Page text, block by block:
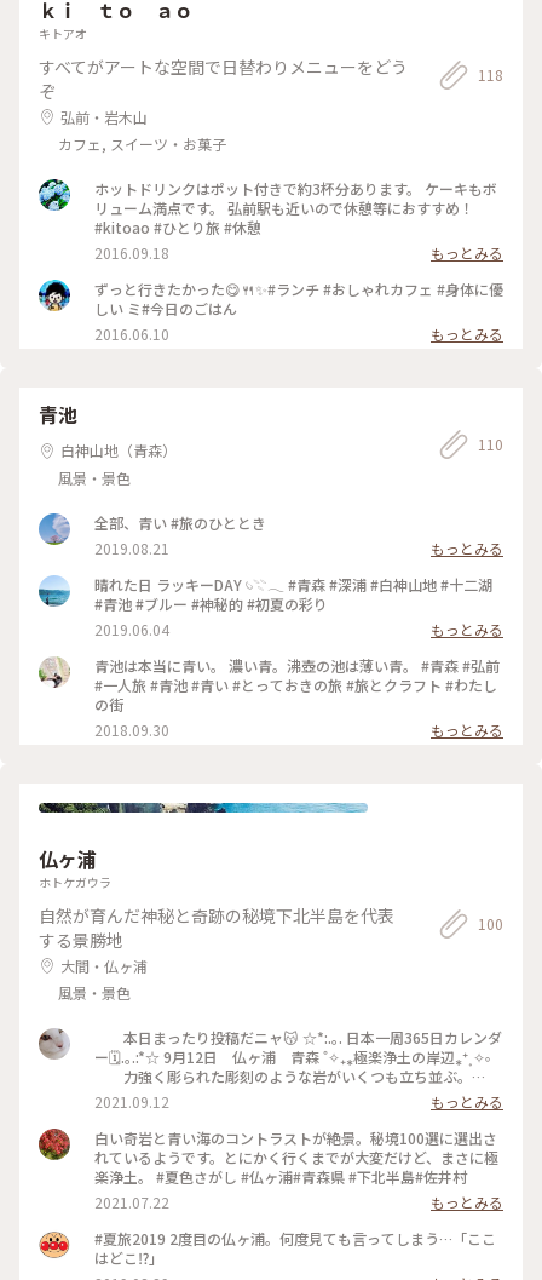
ｋｉ ｔｏ ａｏ
キトアオ
すべてがアートな空間で日替わりメニューをどう
ぞ
弘前・岩木山
カフェ, スイーツ・お菓子
118
ホットドリンクはポット付きで約3杯分あります。 ケーキもボ
リューム満点です。 弘前駅も近いので休憩等におすすめ！
#kitoao #ひとり旅 #休憩
2016.09.18
もっとみる
ずっと行きたかった😋🍴✨#ランチ #おしゃれカフェ #身体に優
しい ミ#今日のごはん
2016.06.10
もっとみる
青池
白神山地（青森）
風景・景色
110
全部、青い #旅のひととき
2019.08.21
もっとみる
晴れた日 ラッキーDAY 𓄼𓇢𓂃 #青森 #深浦 #白神山地 #十二湖
#青池 #ブルー #神秘的 #初夏の彩り
2019.06.04
もっとみる
青池は本当に青い。 濃い青。沸壺の池は薄い青。 #青森 #弘前
#一人旅 #青池 #青い #とっておきの旅 #旅とクラフト #わたし
の街
2018.09.30
もっとみる
仏ヶ浦
ホトケガウラ
自然が育んだ神秘と奇跡の秘境下北半島を代表
する景勝地
大間・仏ヶ浦
風景・景色
100
本日まったり投稿だニャ😽 ☆*:.｡. 日本一周365日カレンダ
ー🗓.｡.:*☆ 9月12日 仏ヶ浦 青森 ˚✧₊⁎極楽浄土の岸辺⁎⁺˳✧༚
力強く彫られた彫刻のような岩がいくつも立ち並ぶ。
如来の首、十三佛観音岩、蓮華岩など、仏にまつわる
名がつけられたこの場所にいると、極楽浄土に迷い込 ん
だ気分になる。 波で削られ削られこのような形になるのは不
思議ですね。 自然の彫刻ですね。極楽浄土〜✨✨ #青森#仏ヶ
浦#極楽浄土#観音岩#十三仏#自然の彫刻
2021.09.12
もっとみる
白い奇岩と青い海のコントラストが絶景。秘境100選に選出さ
れているようです。とにかく行くまでが大変だけど、まさに極
楽浄土。 #夏色さがし #仏ヶ浦#青森県 #下北半島#佐井村
2021.07.22
もっとみる
#夏旅2019 2度目の仏ヶ浦。何度見ても言ってしまう…「ここ
はどこ⁉️」